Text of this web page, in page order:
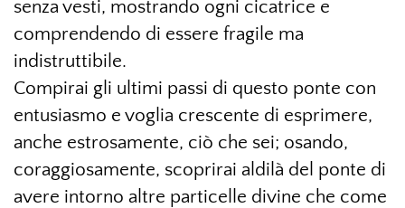
senza vesti, mostrando ogni cicatrice e
comprendendo di essere fragile ma
indistruttibile.
Compirai gli ultimi passi di questo ponte con
entusiasmo e voglia crescente di esprimere,
anche estrosamente, ciò che sei; osando,
coraggiosamente, scoprirai aldilà del ponte di
avere intorno altre particelle divine che come